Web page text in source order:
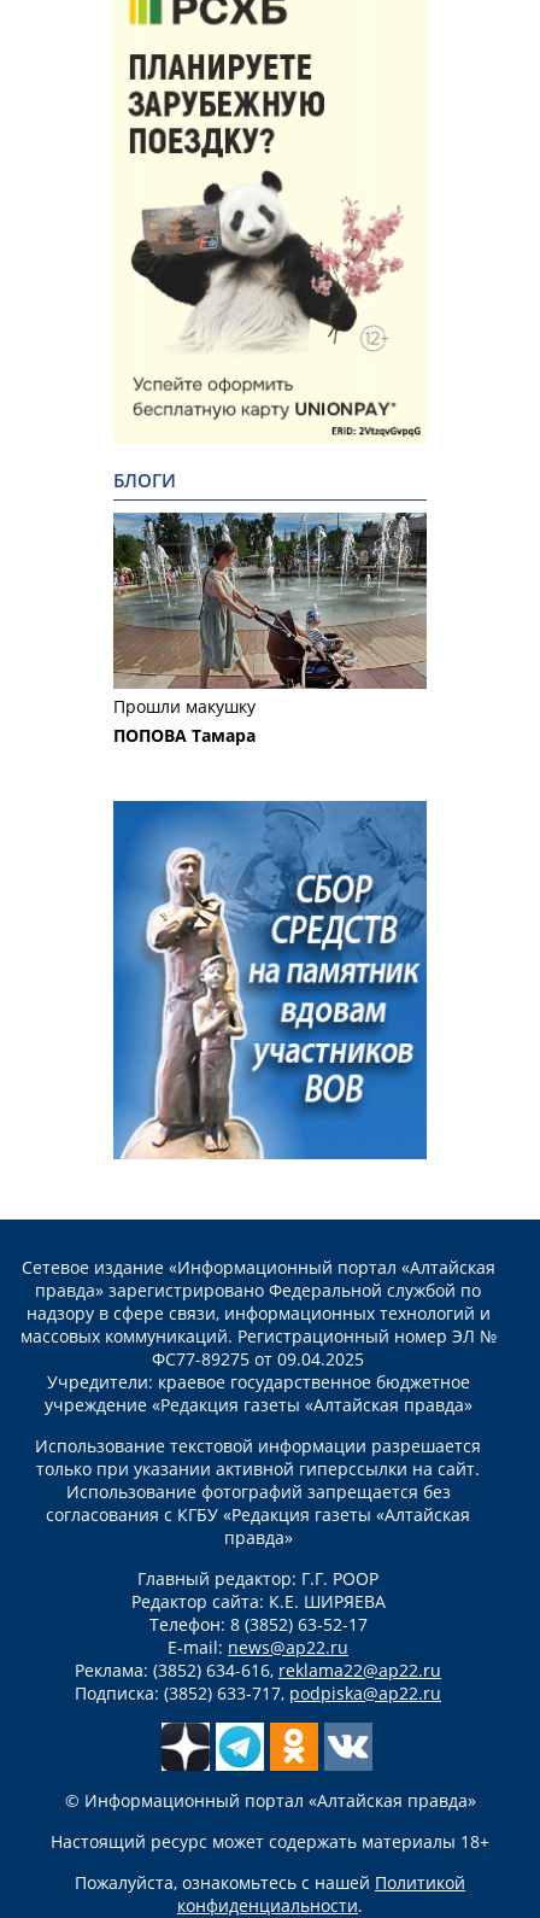
БЛОГИ
Прошли макушку
ПОПОВА Тамара
Сетевое издание «Информационный портал «Алтайская
правда» зарегистрировано Федеральной службой по
надзору в сфере связи, информационных технологий и
массовых коммуникаций. Регистрационный номер ЭЛ №
ФС77-89275 от 09.04.2025
Учредители: краевое государственное бюджетное
учреждение «Редакция газеты «Алтайская правда»
Использование текстовой информации разрешается
только при указании активной гиперссылки на сайт.
Использование фотографий запрещается без
согласования с КГБУ «Редакция газеты «Алтайская
правда»
Главный редактор: Г.Г. РООР
Редактор сайта: К.Е. ШИРЯЕВА
Телефон: 8 (3852) 63-52-17
E-mail: news@ap22.ru
Реклама: (3852) 634-616, reklama22@ap22.ru
Подписка: (3852) 633-717, podpiska@ap22.ru
© Информационный портал «Алтайская правда»
Настоящий ресурс может содержать материалы 18+
Пожалуйста, ознакомьтесь с нашей Политикой
конфиденциальности.